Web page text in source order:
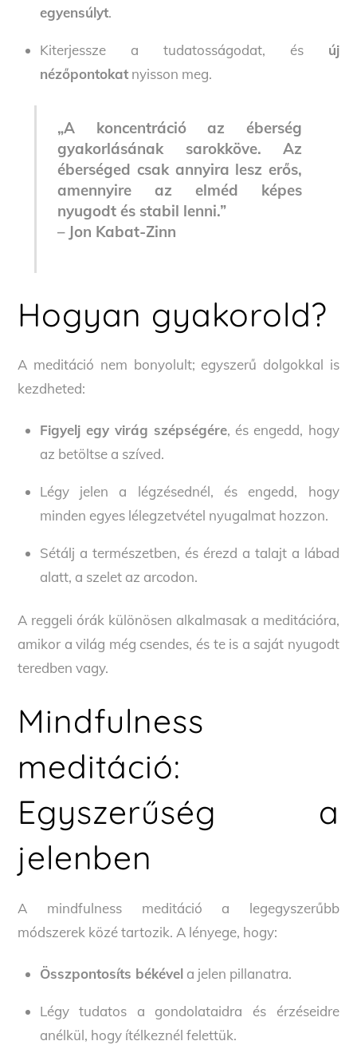
egyensúlyt.
Kiterjessze a tudatosságodat, és új
nézőpontokatnyisson meg.
„A koncentráció az éberség
gyakorlásának sarokköve. Az
éberséged csak annyira lesz erős,
amennyire az elméd képes
nyugodt és stabil lenni.”
– Jon Kabat-Zinn
Hogyan gyakorold?
A meditáció nem bonyolult; egyszerű dolgokkal is
kezdheted:
Figyelj egy virág szépségére, és engedd, hogy
az betöltse a szíved.
Légy jelen a légzésednél, és engedd, hogy
minden egyes lélegzetvétel nyugalmat hozzon.
Sétálj a természetben, és érezd a talajt a lábad
alatt, a szelet az arcodon.
A reggeli órák különösen alkalmasak a meditációra,
amikor a világ még csendes, és te is a saját nyugodt
teredben vagy.
Mindfulness
meditáció:
Egyszerűség a
jelenben
A mindfulness meditáció a legegyszerűbb
módszerek közé tartozik. A lényege, hogy:
Összpontosíts békévela jelen pillanatra.
Légy tudatos a gondolataidra és érzéseidre
anélkül, hogy ítélkeznél felettük.